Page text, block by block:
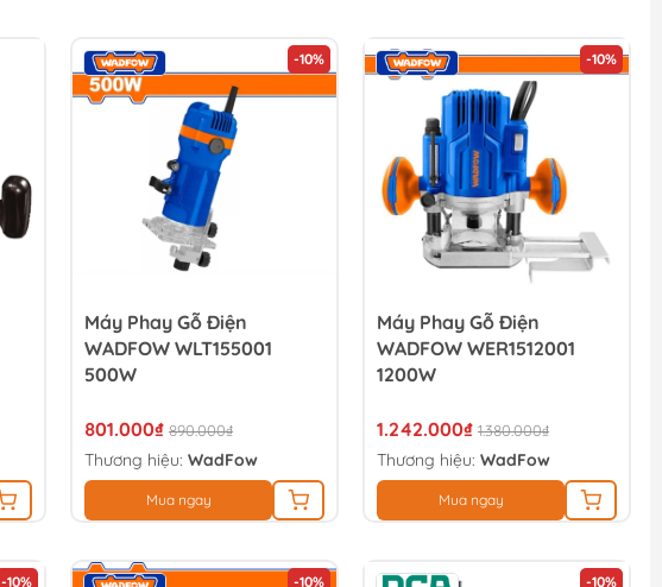
-10%
Máy Phay Gỗ Điện
WADFOW WLT155001
500W
801.000₫ 890.000₫
Thương hiệu: WadFow
Mua ngay
-10%
Máy Phay Gỗ Điện
WADFOW WER1512001
1200W
1.242.000₫ 1.380.000₫
Thương hiệu: WadFow
Mua ngay
-10% -10% -10%